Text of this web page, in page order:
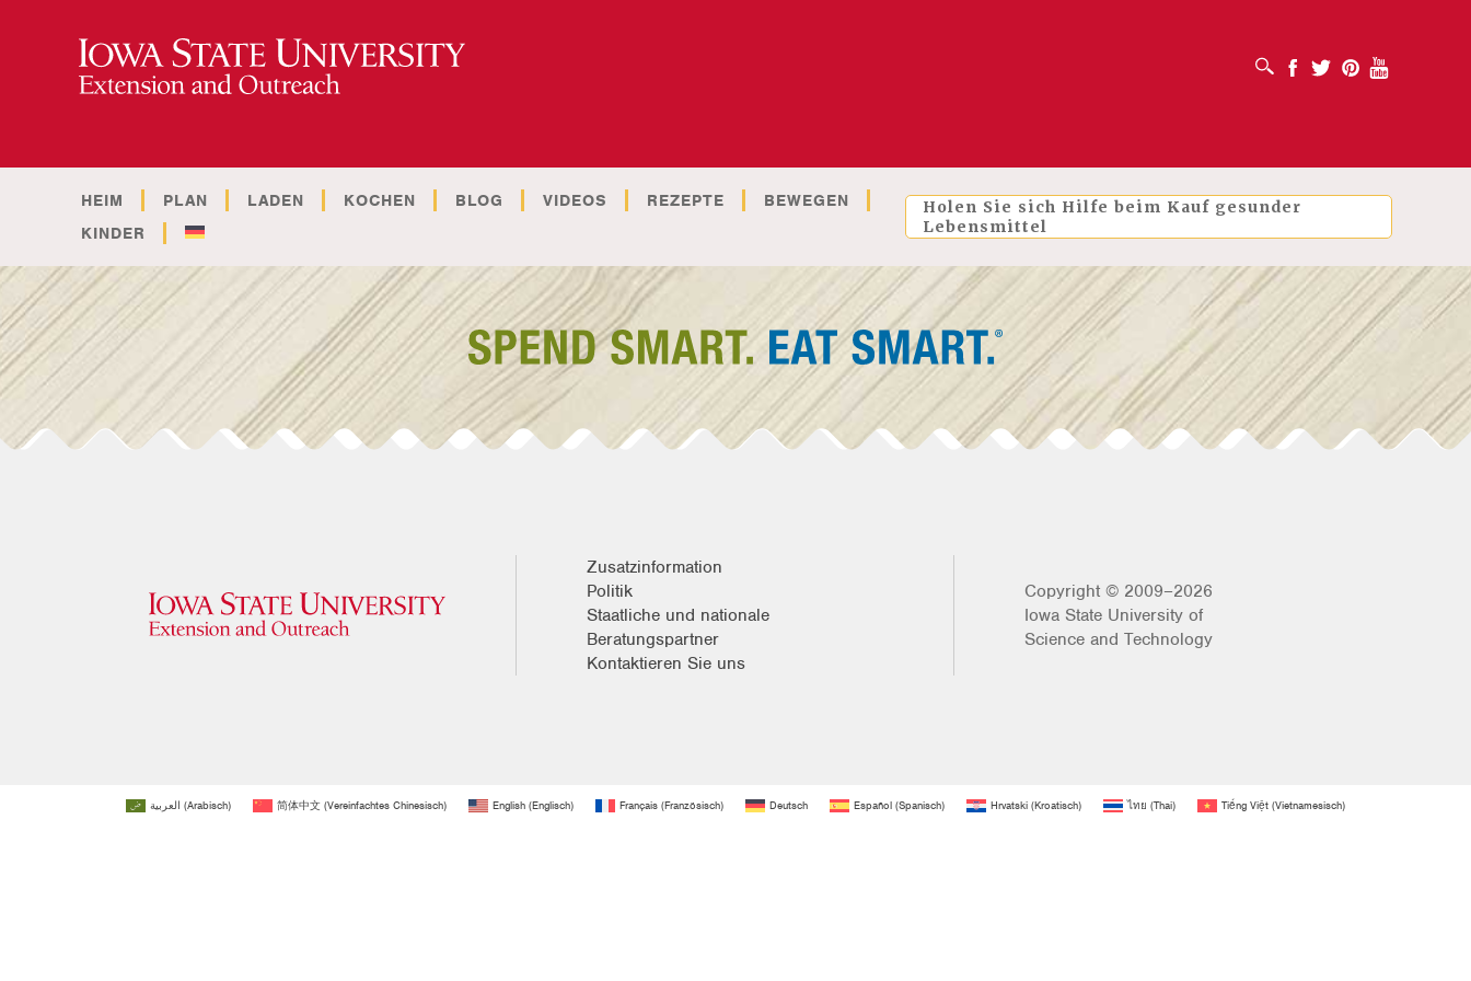
SUCHFELD ÖFFNENFacebook
Twitter PinterestYoutube
HEIM PLAN LADEN KOCHEN BLOG VIDEOS REZEPTE
BEWEGEN
KINDER
Holen Sie sich Hilfe beim Kauf gesunder
Lebensmittel
Zusatzinformation
Politik
Staatliche und nationale
Beratungspartner
Kontaktieren Sie uns
Copyright © 2009–2026
Iowa State University of
Science and Technology
العربية (Arabisch) 简体中文 (Vereinfachtes Chinesisch) English (Englisch) Français (Französisch) Deutsch Español (Spanisch) Hrvatski (Kroatisch) ไทย (Thai) Tiếng Việt (Vietnamesisch)